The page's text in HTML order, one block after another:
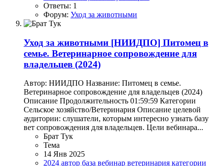
Ответы: 1
Форум: Уход за животными
Уход за животными [НИИДПО] Питомец в
семье. Ветеринарное сопровождение для
владельцев (2024)
Автор: НИИДПО Название: Питомец в семье.
Ветеринарное сопровождение для владельцев (2024)
Описание Продолжительность 01:59:59 Категории
Сельское хозяйство/Ветеринария Описание целевой
аудитории: слушатели, которым интересно узнать базу
вет сопровождения для владельцев. Цели вебинара...
Брат Тук
Тема
14 Янв 2025
2024 автор база вебинар ветеринария категории